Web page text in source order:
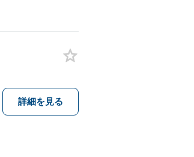
詳細を見る